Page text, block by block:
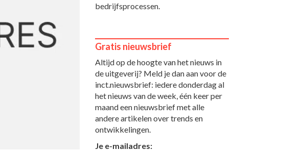
bedrijfsprocessen.
Gratis nieuwsbrief
Altijd op de hoogte van het nieuws in
de uitgeverij? Meld je dan aan voor de
inct.nieuwsbrief: iedere donderdag al
het nieuws van de week, één keer per
maand een nieuwsbrief met alle
andere artikelen over trends en
ontwikkelingen.
Je e-mailadres: